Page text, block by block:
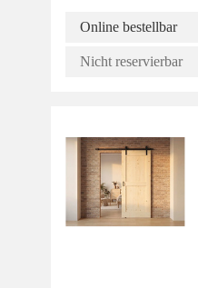
Online bestellbar
Nicht reservierbar